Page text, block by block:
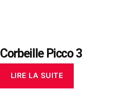
Corbeille Picco 3
LIRE LA SUITE